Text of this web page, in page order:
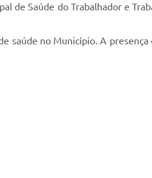
de Saúde do Trabalhador e
saúde no Município. A